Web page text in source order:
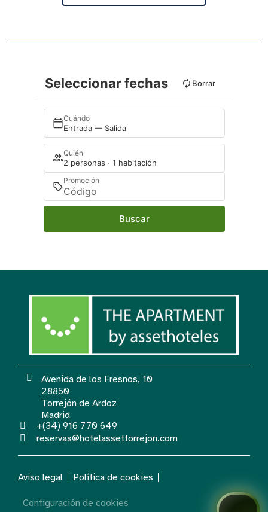
Seleccionar fechas Borrar
Cuándo
Entrada — Salida
Quién
2 personas · 1 habitación
Promoción
Buscar
Avenida de los Fresnos, 10
28850
Torrejón de Ardoz
Madrid
+(34) 916 770 649
reservas@hotelassettorrejon.com
Aviso legal Política de cookies
Configuración de cookies